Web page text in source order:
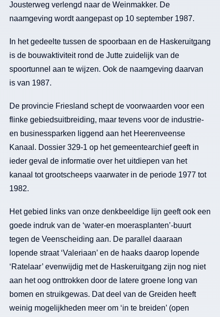
Jousterweg verlengd naar de Weinmakker. De
naamgeving wordt aangepast op 10 september 1987.
In het gedeelte tussen de spoorbaan en de Haskeruitgang
is de bouwaktiviteit rond de Jutte zuidelijk van de
spoortunnel aan te wijzen. Ook de naamgeving daarvan
is van 1987.
De provincie Friesland schept de voorwaarden voor een
flinke gebiedsuitbreiding, maar tevens voor de industrie-
en businessparken liggend aan het Heerenveense
Kanaal. Dossier 329-1 op het gemeentearchief geeft in
ieder geval de informatie over het uitdiepen van het
kanaal tot grootscheeps vaarwater in de periode 1977 tot
1982.
Het gebied links van onze denkbeeldige lijn geeft ook een
goede indruk van de ‘water-en moerasplanten’-buurt
tegen de Veenscheiding aan. De parallel daaraan
lopende straat ‘Valeriaan’ en de haaks daarop lopende
‘Ratelaar’ evenwijdig met de Haskeruitgang zijn nog niet
aan het oog onttrokken door de latere groene long van
bomen en struikgewas. Dat deel van de Greiden heeft
weinig mogelijkheden meer om ‘in te breiden’ (open